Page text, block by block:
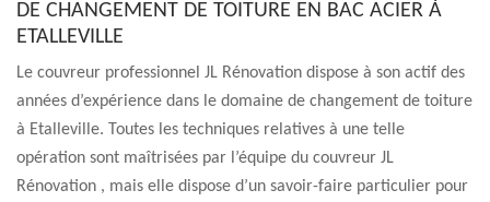
DE CHANGEMENT DE TOITURE EN BAC ACIER À
ETALLEVILLE
Le couvreur professionnel JL Rénovation dispose à son actif des
années d’expérience dans le domaine de changement de toiture
à Etalleville. Toutes les techniques relatives à une telle
opération sont maîtrisées par l’équipe du couvreur JL
Rénovation , mais elle dispose d’un savoir-faire particulier pour